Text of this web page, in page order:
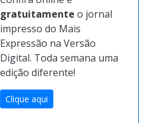
Confira online e
gratuitamenteo jornal
impresso do Mais
Expressão na Versão
Digital. Toda semana uma
edição diferente!
Clique aqui